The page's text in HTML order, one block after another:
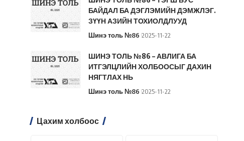
БАЙДАЛ БА ДЭГЛЭМИЙН ДЭМЖЛЭГ.
ЗҮҮН АЗИЙН ТОХИОЛДЛУУД
Шинэ толь №86 2025-11-22
ШИНЭ ТОЛЬ №86 – АВЛИГА БА
ИТГЭЛЦЛИЙН ХОЛБООСЫГ ДАХИН
НЯГТЛАХ НЬ
Шинэ толь №86 2025-11-22
Цахим холбоос